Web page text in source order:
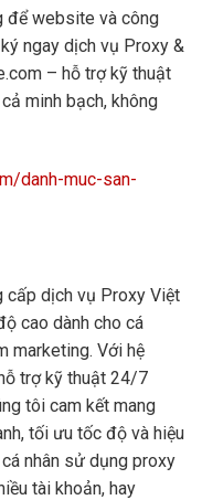
để website và công
ngay dịch vụ Proxy &
– hỗ trợ kỹ thuật
minh bạch, không
danh-muc-san-
cấp dịch vụ Proxy Việt
cao dành cho cá
marketing. Với hệ
trợ kỹ thuật 24/7
tôi cam kết mang
tối ưu tốc độ và hiệu
nhân sử dụng proxy
tài khoản, hay